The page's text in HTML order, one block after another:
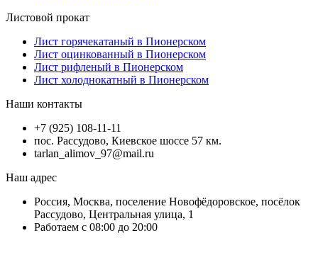
Листовой прокат
Лист горячекатаный в Пионерском
Лист оцинкованный в Пионерском
Лист рифленый в Пионерском
Лист холоднокатный в Пионерском
Наши контакты
+7 (925) 108-11-11
пос. Рассудово, Киевское шоссе 57 км.
tarlan_alimov_97@mail.ru
Наш адрес
Россия, Москва, поселение Новофёдоровское, посёлок
Рассудово, Центральная улица, 1
Работаем с 08:00 до 20:00